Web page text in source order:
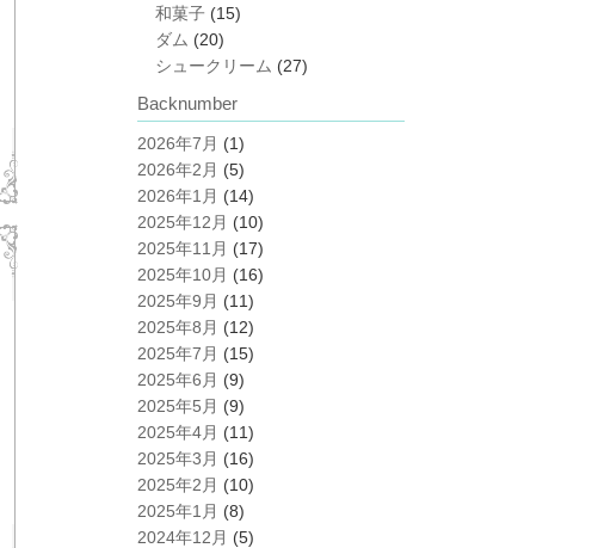
和菓子(15)
ダム (20)
シュークリーム (27)
Backnumber
2026年7月 (1)
2026年2月 (5)
2026年1月 (14)
2025年12月 (10)
2025年11月 (17)
2025年10月 (16)
2025年9月 (11)
2025年8月 (12)
2025年7月 (15)
2025年6月 (9)
2025年5月 (9)
2025年4月 (11)
2025年3月 (16)
2025年2月 (10)
2025年1月 (8)
2024年12月 (5)